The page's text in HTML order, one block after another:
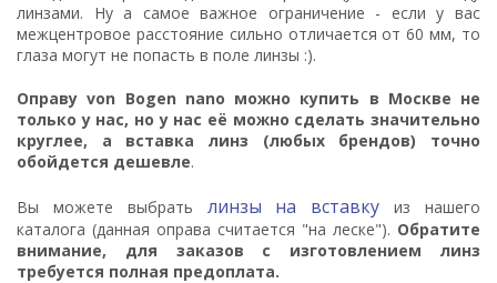
линзами. Ну а самое важное ограничение - если у вас
межцентровое расстояние сильно отличается от 60 мм, то
глаза могут не попасть в поле линзы :).
Оправуvon Bogen nano можно купить в Москве не
только у нас, но у нас её можно сделать значительно
круглее, а вставка линз (любых брендов) точно
обойдется дешевле.
Вы можете выбрать линзы на вставку из нашего
каталога (данная оправа считается "на леске"). Обратите
внимание, для заказов с изготовлением линз
требуется полная предоплата.